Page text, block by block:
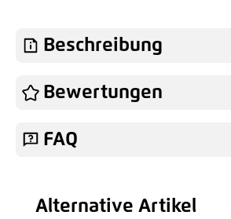
Hinzufügen
Beschreibung
Bewertungen
FAQ
Produktgalerie überspringen
Alternative Artikel